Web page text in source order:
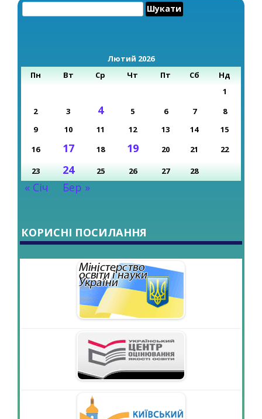
Лютий 2026
Пн
Вт Ср Чт Пт Сб
Нд
1
2
3 4 5 6 7
8
9
10 11 12 13 14
15
16
17 18 19 20 21 22
23 24 25 26 27 28
« Січ Бер »
КОРИСНІ ПОСИЛАННЯ